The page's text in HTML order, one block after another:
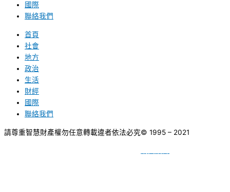
國際
聯絡我們
首頁
社會
地方
政治
生活
財經
國際
聯絡我們
請尊重智慧財產權勿任意轉載違者依法必究© 1995 – 2021